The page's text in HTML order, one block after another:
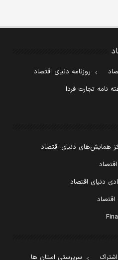
روزنامه دنیای اقتصاد
نامه تجارت فردا
همایش‌های دنیای اقتصاد
دنیای اقتصاد
اشتراک
سرپرستی استان ها